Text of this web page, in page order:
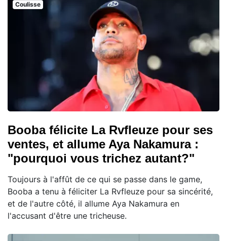
Coulisse
Booba félicite La Rvfleuze pour ses
ventes, et allume Aya Nakamura :
"pourquoi vous trichez autant?"
Toujours à l'affût de ce qui se passe dans le game,
Booba a tenu à féliciter La Rvfleuze pour sa sincérité,
et de l'autre côté, il allume Aya Nakamura en
l'accusant d'être une tricheuse.